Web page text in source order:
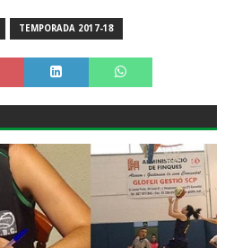
TEMPORADA 2017-18